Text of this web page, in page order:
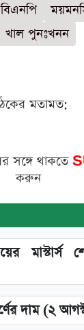
বিএনপি
খাল পুনঃখনন
মতামত:
সঙ্গে থাকতে
করুন
মাস্টার্স
দাম (২